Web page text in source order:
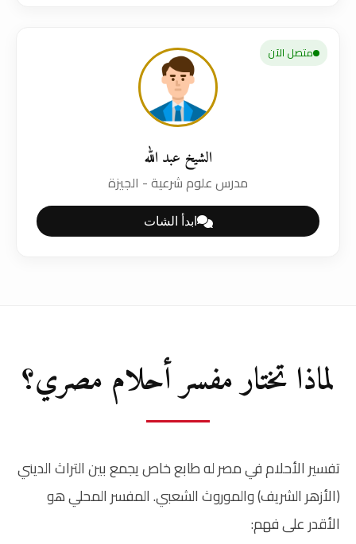
متصل الآن
الشيخ عبد الله
مدرس علوم شرعية - الجيزة
ابدأ الشات
لماذا تختار مفسر أحلام مصري؟
تفسير الأحلام في مصر له طابع خاص يجمع بين التراث الديني
(الأزهر الشريف) والموروث الشعبي. المفسر المحلي هو
الأقدر على فهم: